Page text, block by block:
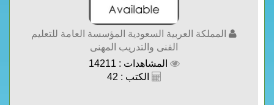
المملكة العربية السعودية المؤسسة العامة للتعليم
الفنى والتدريب المهنى
المشاهدات : 14211
الكتب : 42